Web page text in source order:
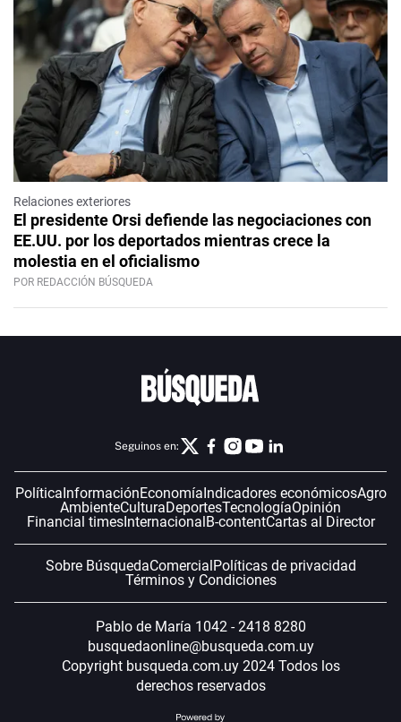
Relaciones exteriores
El presidente Orsi defiende las negociaciones con
EE.UU. por los deportados mientras crece la
molestia en el oficialismo
POR REDACCIÓN BÚSQUEDA
Seguinos en:
PolíticaInformaciónEconomíaIndicadores económicosAgro
AmbienteCulturaDeportesTecnologíaOpinión
Financial timesInternacionalB-contentCartas al Director
Sobre BúsquedaComercialPolíticas de privacidad
Términos y Condiciones
Pablo de María 1042 - 2418 8280
busquedaonline@busqueda.com.uy
Copyright busqueda.com.uy 2024 Todos los
derechos reservados